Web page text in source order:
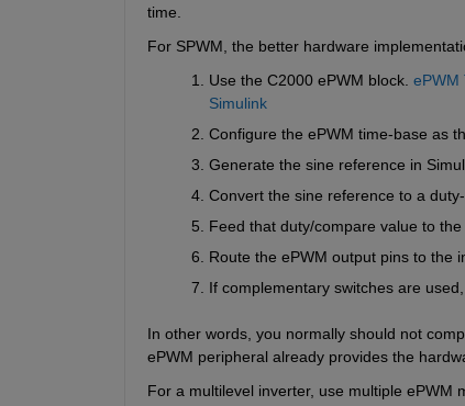
time.
For SPWM, the better hardware
Use the C2000 ePWM block. ePWM
Simulink
Configure the ePWM time-base as
Generate the sine reference in
Convert the sine reference to a
Feed that duty/compare value to the
Route the ePWM output pins to the
If complementary switches are
In other words, you normally should not
ePWM peripheral already provides the
For a multilevel inverter, use multiple ePWM